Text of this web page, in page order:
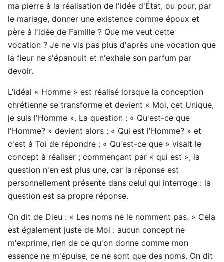
ma pierre à la réalisation de l'idée d'État, ou pour, par
le mariage, donner une existence comme époux et
père à l'idée de Famille ? Que me veut cette
vocation ? Je ne vis pas plus d'après une vocation que
la fleur ne s'épanouit et n'exhale son parfum par
devoir.
L'idéal « Homme » est réalisé lorsque la conception
chrétienne se transforme et devient « Moi, cet Unique,
je suis l'Homme ». La question : « Qu'est-ce que
l'Homme? » devient alors : « Qui est l'Homme? » et
c'est à Toi de répondre : « Qu'est-ce que » visait le
concept à réaliser ; commençant par « qui est », la
question n'en est plus une, car la réponse est
personnellement présente dans celui qui interroge : la
question est sa propre réponse.
On dit de Dieu : « Les noms ne le nomment pas. » Cela
est également juste de Moi : aucun concept ne
m'exprime, rien de ce qu'on donne comme mon
essence ne m'épuise, ce ne sont que des noms. On dit